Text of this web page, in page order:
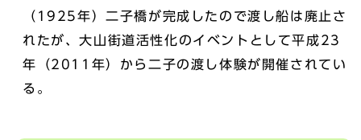
（1925年）二子橋が完成したので渡し船は廃止さ
れたが、大山街道活性化のイベントとして平成23
年（2011年）から二子の渡し体験が開催されてい
る。